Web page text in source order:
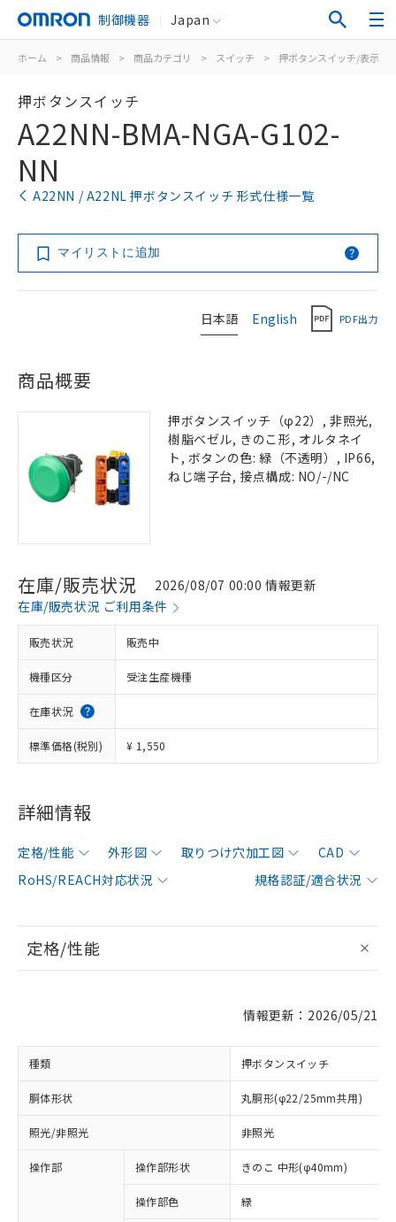
制御機器 Japan
ホーム > 商品情報 > 商品カテゴリ > スイッチ > 押ボタンスイッチ/表示灯
押ボタンスイッチ
A22NN-BMA-NGA-G102-
NN
A22NN / A22NL 押ボタンスイッチ 形式仕様一覧
マイリストに追加
日本語 English PDF出力
商品概要
押ボタンスイッチ（φ22）, 非照光,
樹脂ベゼル, きのこ形, オルタネイ
ト, ボタンの色: 緑（不透明）, IP66,
ねじ端子台, 接点構成: NO/-/NC
在庫/販売状況
2026/08/07 00:00 情報更新
在庫/販売状況 ご利用条件
販売状況 販売中
機種区分 受注生産機種
在庫状況
標準価格(税別) ¥ 1,550
詳細情報
定格/性能 外形図 取りつけ穴加工図
CAD
RoHS/REACH対応状況
規格認証/適合状況
定格/性能
情報更新：2026/05/21
種類 押ボタンスイッチ
胴体形状 丸胴形(φ22/25mm共用)
照光/非照光 非照光
操作部 操作部形状 きのこ 中形(φ40mm)
操作部色 緑